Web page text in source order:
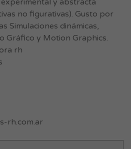
y abstracta
no figurativas). Gusto por
Simulaciones dinámicas,
Gráfico y Motion Graphics.
rh
rh.com.ar